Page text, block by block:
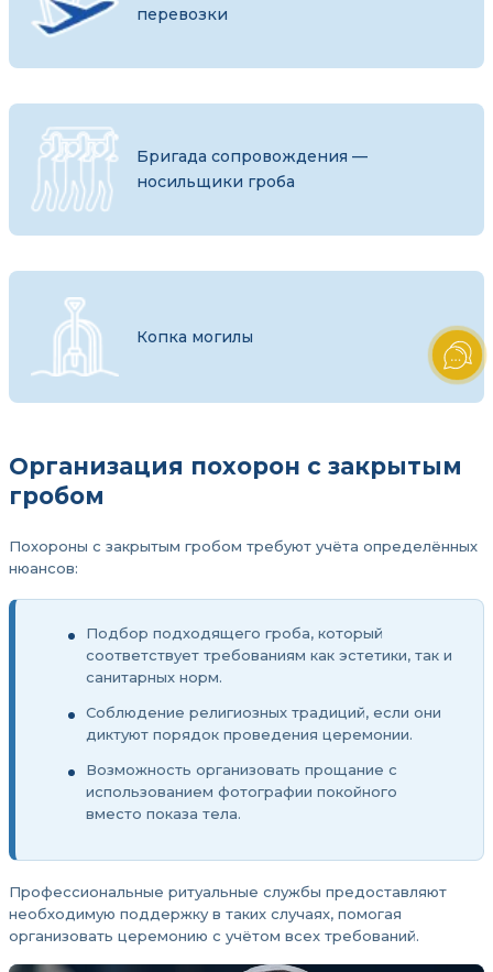
перевозки
Бригада сопровождения —
носильщики гроба
Копка могилы
Организация похорон с закрытым
гробом
Похороны с закрытым гробом требуют учёта определённых
нюансов:
Подбор подходящего гроба, который
соответствует требованиям как эстетики, так и
санитарных норм.
Соблюдение религиозных традиций, если они
диктуют порядок проведения церемонии.
Возможность организовать прощание с
использованием фотографии покойного
вместо показа тела.
Профессиональные ритуальные службы предоставляют
необходимую поддержку в таких случаях, помогая
организовать церемонию с учётом всех требований.